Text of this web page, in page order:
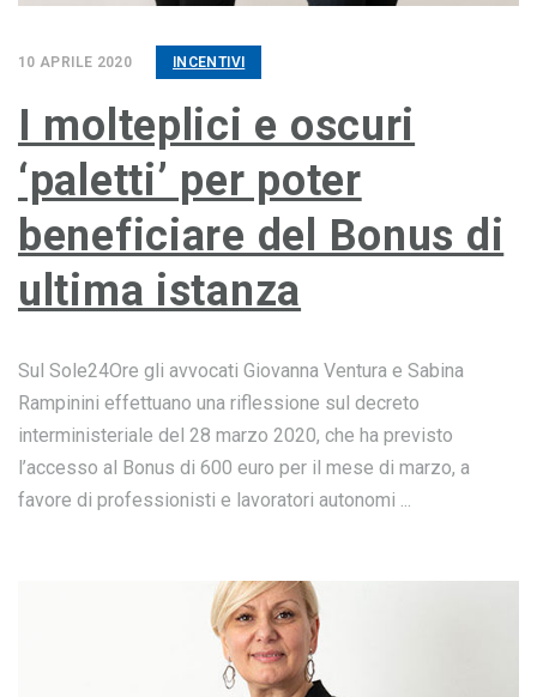
10 APRILE 2020 INCENTIVI
I molteplici e oscuri
‘paletti’ per poter
beneficiare del Bonus di
ultima istanza
Sul Sole24Ore gli avvocati Giovanna Ventura e Sabina
Rampinini effettuano una riflessione sul decreto
interministeriale del 28 marzo 2020, che ha previsto
l’accesso al Bonus di 600 euro per il mese di marzo, a
favore di professionisti e lavoratori autonomi ...